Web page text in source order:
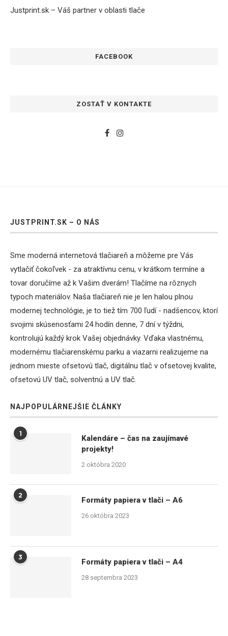
Justprint.sk – Váš partner v oblasti tlače
FACEBOOK
ZOSTAŤ V KONTAKTE
JUSTPRINT.SK – O NÁS
Sme moderná internetová tlačiareň a môžeme pre Vás
vytlačiť čokoľvek - za atraktívnu cenu, v krátkom termíne a
tovar doručíme až k Vašim dverám! Tlačíme na rôznych
typoch materiálov. Naša tlačiareň nie je len halou plnou
modernej technológie, je to tiež tím 700 ľudí - nadšencov, ktorí
svojimi skúsenosťami 24 hodín denne, 7 dní v týždni,
kontrolujú každý krok Vašej objednávky. Vďaka vlastnému,
modernému tlačiarenskému parku a viazarni realizujeme na
jednom mieste ofsetovú tlač, digitálnu tlač v ofsetovej kvalite,
ofsetovú UV tlač, solventnú a UV tlač.
NAJPOPULÁRNEJŠIE ČLÁNKY
1
Kalendáre – čas na zaujímavé
projekty!
2 októbra 2020
2
Formáty papiera v tlači – A6
26 októbra 2023
3
Formáty papiera v tlači – A4
28 septembra 2023